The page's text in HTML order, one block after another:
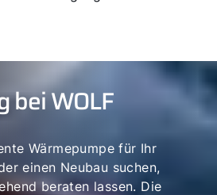
bei WOLF
Wärmepumpe für Ihr
einen Neubau suchen,
beraten lassen. Die
helfen?